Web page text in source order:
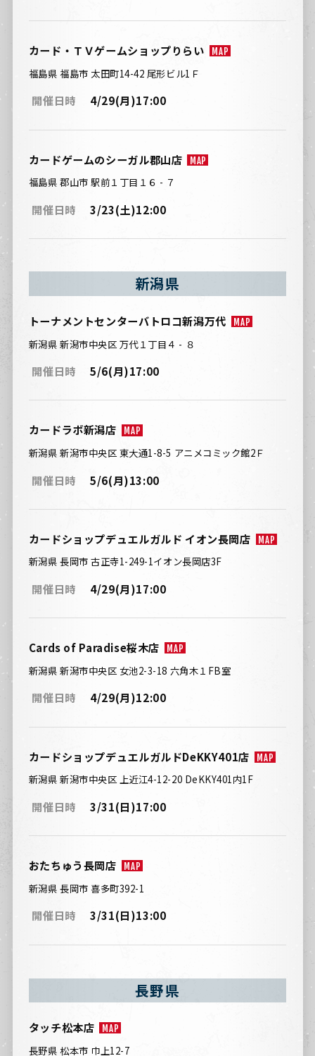
カード・ＴＶゲームショップりらい MAP
福島県 福島市 太田町14-42 尾形ビル1Ｆ
開催日時 4/29(月)17:00
カードゲームのシーガル郡山店 MAP
福島県 郡山市 駅前１丁目１６ - ７
開催日時 3/23(土)12:00
新潟県
トーナメントセンターバトロコ新潟万代 MAP
新潟県 新潟市中央区 万代１丁目４ - ８
開催日時 5/6(月)17:00
カードラボ新潟店 MAP
新潟県 新潟市中央区 東大通1-8-5 アニメコミック館2Ｆ
開催日時 5/6(月)13:00
カードショップデュエルガルド イオン長岡店 MAP
新潟県 長岡市 古正寺1-249-1イオン長岡店3F
開催日時 4/29(月)17:00
Cards of Paradise桜木店 MAP
新潟県 新潟市中央区 女池2-3-18 六角木１FB室
開催日時 4/29(月)12:00
カードショップデュエルガルドDeKKY401店 MAP
新潟県 新潟市中央区 上近江4-12-20 DeKKY401内1F
開催日時 3/31(日)17:00
おたちゅう長岡店 MAP
新潟県 長岡市 喜多町392-1
開催日時 3/31(日)13:00
長野県
タッチ松本店 MAP
長野県 松本市 巾上12-7